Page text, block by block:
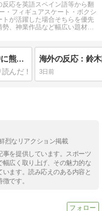
応を英語スペイン語等から翻
・フィギュアスケート・ボクシ
トが活躍した場合そちらを優先
勢、神業作品など幅広い題材を
海外の反応：熊本の病院で手術中に熊本地震が発生、大揺れの中でも患者を守った医師たちの対応に海外大絶賛
3日前
烈なリアクション掲載
事を提供しています。スポーツ
広く取り上げ、その魅力的な
ます。読み応えのある内容と
です。